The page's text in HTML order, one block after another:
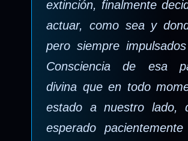
extinción, finalmente
actuar, como sea y
pero siempre
Consciencia de esa
divina que en todo
estado a nuestro lado,
esperado